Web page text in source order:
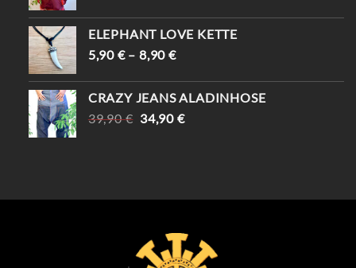
69,90 €59,90 €.
ELEPHANT LOVE KETTE
5,90 €–8,90€
CRAZY JEANS ALADINHOSE
39,90€ URSPRÜNGLICHER
34,90 €AKTUELLER